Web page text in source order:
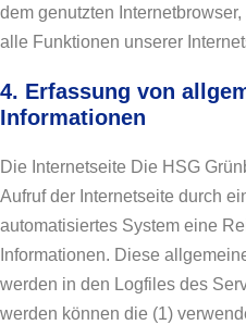
dem genutzten
alle Funktionen unserer
4. Erfassung von
Informationen
Die Internetseite Die HSG
Aufruf der Internetseite durch
automatisiertes System eine
Informationen. Diese
werden in den Logfiles des
werden können die (1)